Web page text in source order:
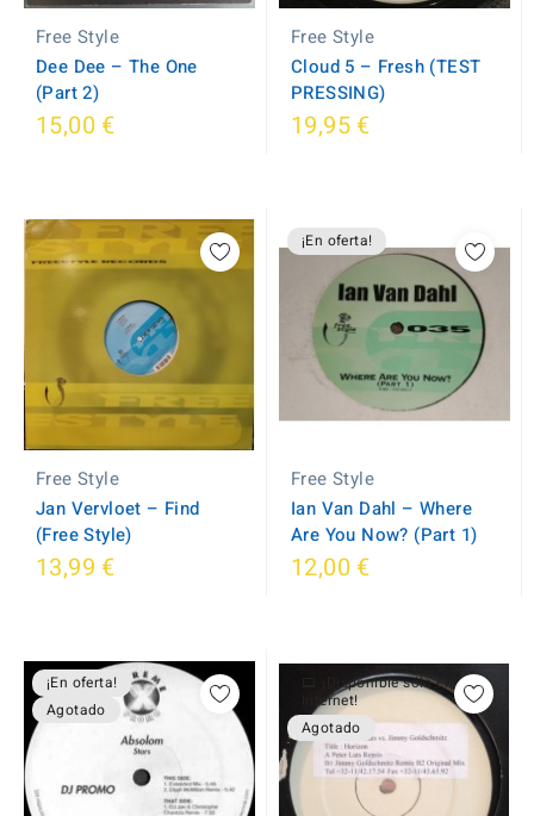
Free Style
Dee Dee – The One
(Part 2)
15,00 €
Free Style
Cloud 5 ‎– Fresh (TEST
PRESSING)
19,95 €
Free Style
Jan Vervloet ‎– Find
(Free Style)
13,99 €
¡En oferta!
Free Style
Ian Van Dahl – Where
Are You Now? (Part 1)
12,00 €
¡En oferta!
Agotado
¡Disponible sólo en
Internet!
Agotado